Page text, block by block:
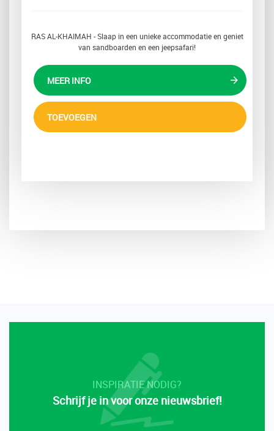
RAS AL-KHAIMAH - Slaap in een unieke accommodatie en geniet
van sandboarden en een jeepsafari!
MEER INFO
TOEVOEGEN
INSPIRATIE NODIG?
Schrijf je in voor onze nieuwsbrief!